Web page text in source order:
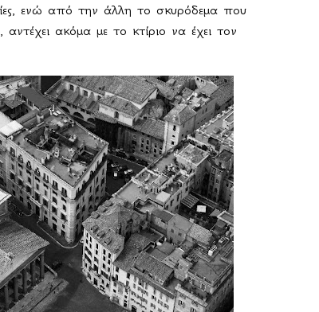
ενώ από την άλλη το σκυρόδεμα που
ακόμα με το κτίριο να έχει τον